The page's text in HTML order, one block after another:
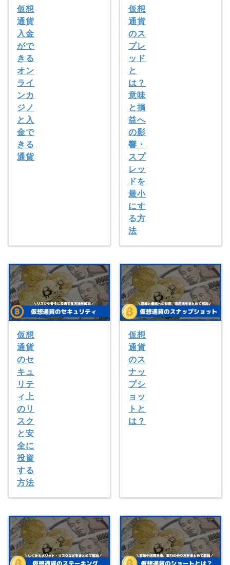
仮想
通貨
入金
がで
きる
オン
ライ
ンカ
ジノ
と入
金で
きる
通貨
仮想
通貨
のス
プレ
ッド
と
は？
意味
と損
益へ
の影
響・
スプ
レッ
ドを
最小
にす
る方
法
仮想
通貨
のセ
キュ
リテ
ィ上
のリ
スク
と安
全に
投資
する
方法
仮想
通貨
のス
ナッ
プシ
ョッ
トと
は？